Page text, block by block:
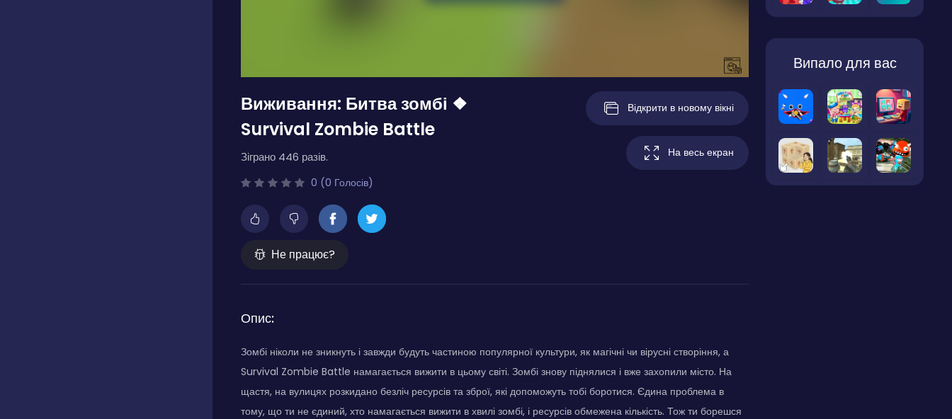
Виживання: Битва зомбі ❖
Survival Zombie Battle
Зіграно 446 разів.
0 (0 Голосів)
Не працює?
Відкрити в новому вікні
На весь екран
Опис:
Зомбі ніколи не зникнуть і завжди будуть частиною популярної культури, як магічні чи вірусні створіння, а
Survival Zombie Battle намагається вижити в цьому світі. Зомбі знову піднялися і вже захопили місто. На
щастя, на вулицях розкидано безліч ресурсів та зброї, які допоможуть тобі боротися. Єдина проблема в
тому, що ти не єдиний, хто намагається вижити в хвилі зомбі, і ресурсів обмежена кількість. Тож ти борешся
Випало для вас